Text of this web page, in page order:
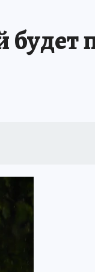
ЗАДАЙ ВОПРОС
будет